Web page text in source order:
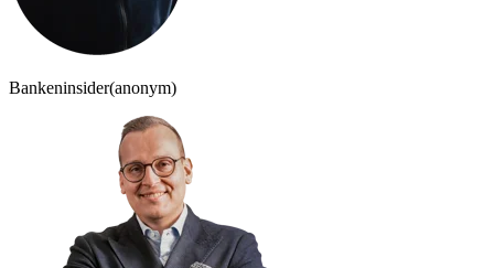
Bankeninsider(anonym)